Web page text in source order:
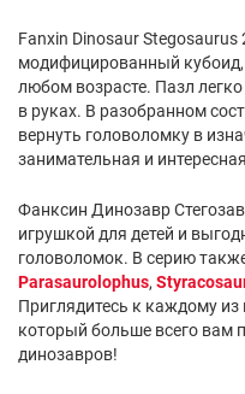
Fanxin Dinosaur
модифицированный
любом возрасте. Пазл
в руках. В разобранном
вернуть головоломку в
занимательная и
Фанксин Динозавр
игрушкой для детей и
головоломок. В серию
Parasaurolophus,
Приглядитесь к каждому
который больше всего вам
динозавров!